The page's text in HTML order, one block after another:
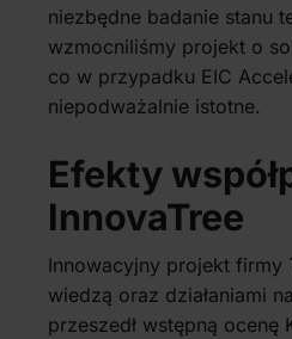
niezbędne badanie stanu
wzmocniliśmy projekt o
co w przypadku EIC
niepodważalnie istotne.
Efekty
InnovaTree
Innowacyjny projekt firmy
wiedzą oraz działaniami
przeszedł wstępną ocenę